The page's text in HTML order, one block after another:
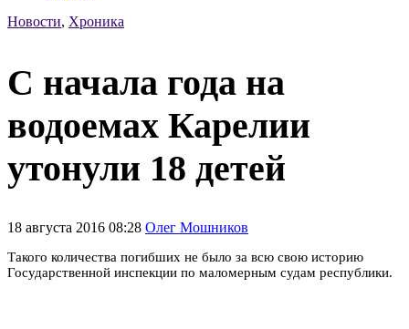
Новости, Хроника
С начала года на
водоемах Карелии
утонули 18 детей
18 августа 2016 08:28 Олег Мошников
Такого количества погибших не было за всю свою историю
Государственной инспекции по маломерным судам республики.